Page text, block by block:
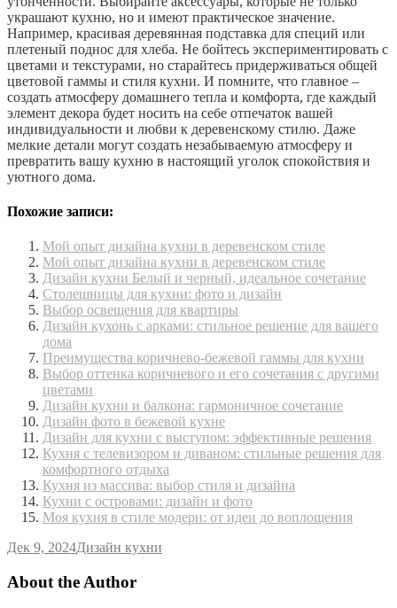
украшают кухню, но и имеют практическое значение.
Например, красивая деревянная подставка для специй или
плетеный поднос для хлеба. Не бойтесь экспериментировать с
цветами и текстурами, но старайтесь придерживаться общей
цветовой гаммы и стиля кухни. И помните, что главное –
создать атмосферу домашнего тепла и комфорта, где каждый
элемент декора будет носить на себе отпечаток вашей
индивидуальности и любви к деревенскому стилю. Даже
мелкие детали могут создать незабываемую атмосферу и
превратить вашу кухню в настоящий уголок спокойствия и
уютного дома.
Похожие записи:
Мой опыт дизайна кухни в деревенском стиле
Мой опыт дизайна кухни в деревенском стиле
Дизайн кухни Белый и черный, идеальное сочетание
Столешницы для кухни: фото и дизайн
Выбор освещения для квартиры
Дизайн кухонь с арками: стильное решение для вашего
дома
Преимущества коричнево-бежевой гаммы для кухни
Выбор оттенка коричневого и его сочетания с другими
цветами
Дизайн кухни и балкона: гармоничное сочетание
Дизайн фото в бежевой кухне
Дизайн для кухни с выступом: эффективные решения
Кухня с телевизором и диваном: стильные решения для
комфортного отдыха
Кухня из массива: выбор стиля и дизайна
Кухни с островами: дизайн и фото
Моя кухня в стиле модерн: от идеи до воплощения
Дек 9, 2024Дизайн кухни
About the Author